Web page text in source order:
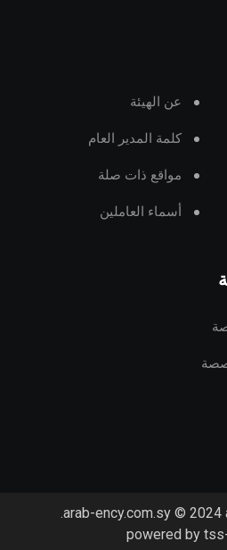
عن الهيئة
كلمة المدير العام
مواقع ذات صلة
أسماء العاملين
arab-ency.com.sy © 2024
powered by